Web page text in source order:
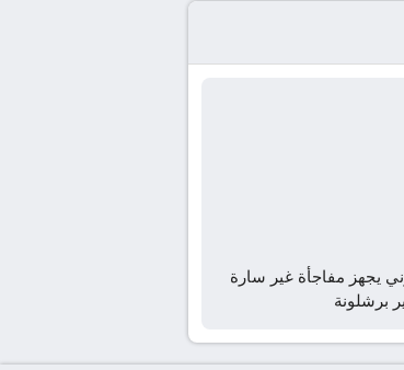
يجهز مفاجأة غير سارة
برشلونة